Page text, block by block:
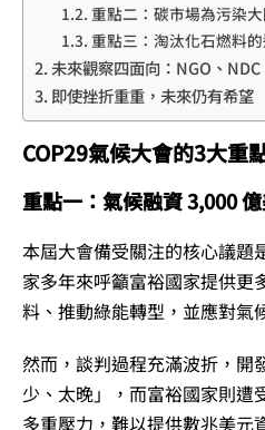
重點二：碳市場為污染
重點三：淘汰化石燃料
未來觀察四面向：NGO、
即使挫折重重，未來仍有希望
COP29氣候大會的3大重
重點一：氣候融資 3,000
本屆大會備受關注的核心議題
家多年來呼籲富裕國家提供更
料、推動綠能轉型，並應對氣
然而，談判過程充滿波折，開
少、太晚」，而富裕國家則遭
多重壓力，難以提供數兆美元